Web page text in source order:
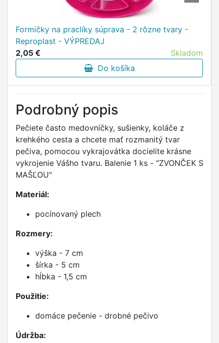
Formičky na praclíky súprava - 2 rôzne tvary -
Reproplast - VÝPREDAJ
2,05 €
Skladom
Do košíka
Podrobný popis
Pečiete často medovníčky, sušienky, koláče z
krehkého cesta a chcete mať rozmanitý tvar
pečiva, pomocou vykrajovátka docielite krásne
vykrojenie Vášho tvaru. Balenie 1 ks - "ZVONČEK S
MAŠĽOU"
Materiál:
pocínovaný plech
Rozmery:
výška - 7 cm
šírka - 5 cm
hĺbka - 1,5 cm
Použitie:
domáce pečenie - drobné pečivo
Údržba: